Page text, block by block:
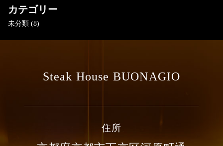
カテゴリー
未分類(8)
Steak House BUONAGIO
住所